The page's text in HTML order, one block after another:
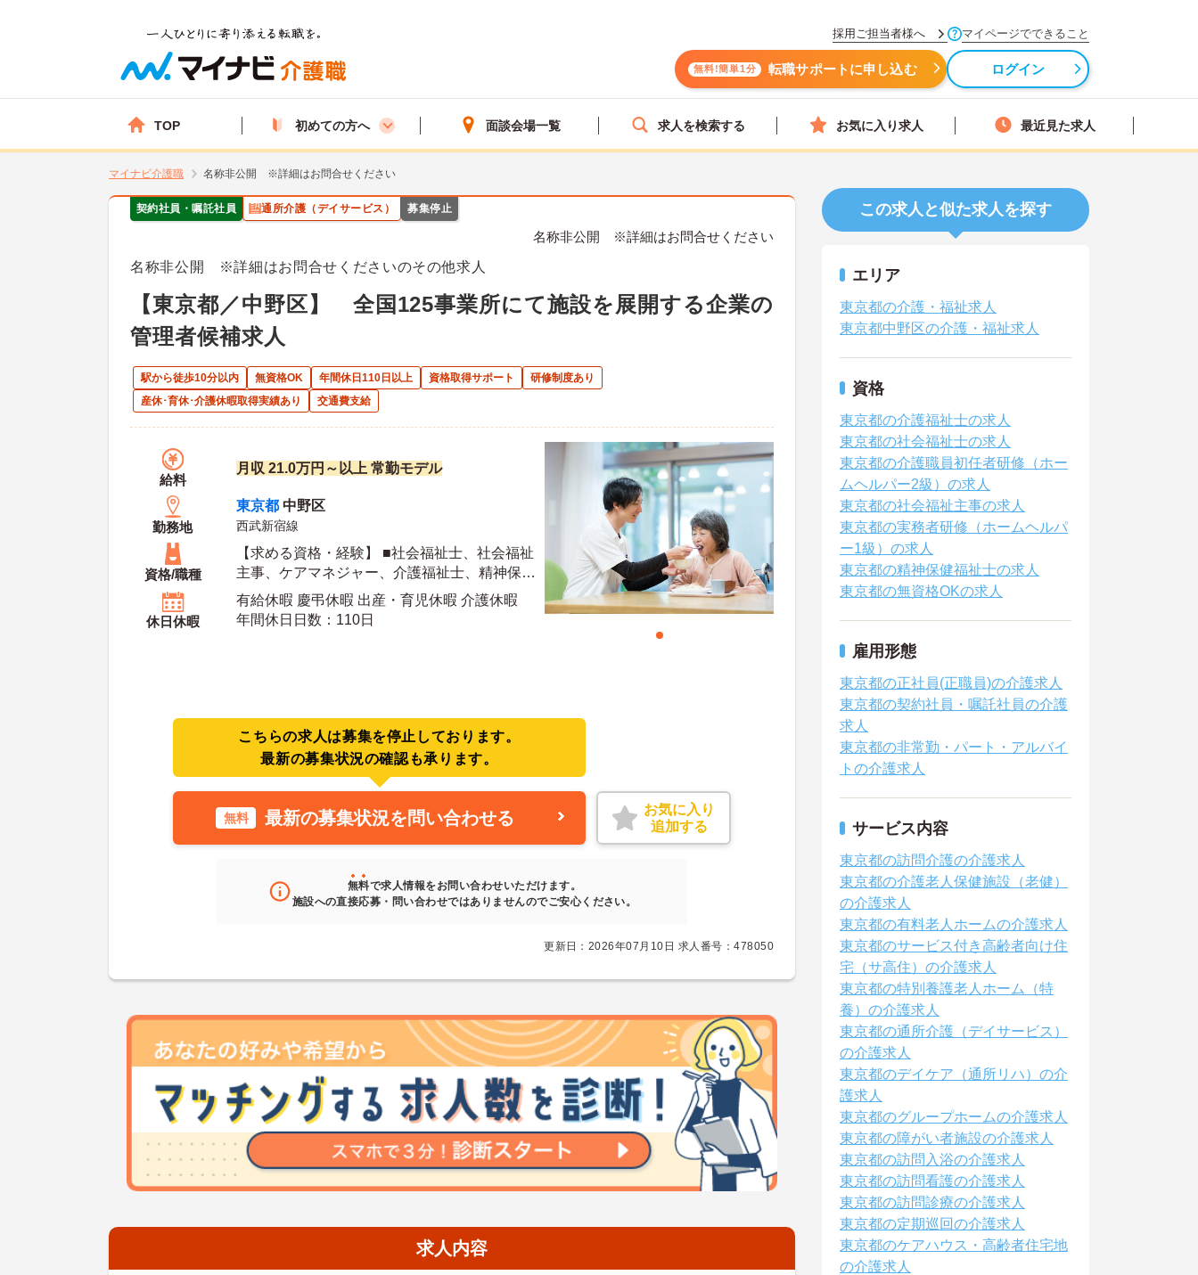
採用ご担当者様へ マイページでできること
無料!簡単1分 転職サポートに申し込む ログイン
TOP 初めての方へ 面談会場一覧 求人を検索する お気に入り求人 最近見た求人
マイナビ介護職 名称非公開 ※詳細はお問合せください
契約社員・嘱託社員 通所介護（デイサービス） 募集停止
名称非公開 ※詳細はお問合せください
名称非公開 ※詳細はお問合せくださいのその他求人
【東京都／中野区】 全国125事業所にて施設を展開する企業の
管理者候補求人
駅から徒歩10分以内 無資格OK 年間休日110日以上 資格取得サポート
研修制度あり
産休･育休･介護休暇取得実績あり
交通費支給
給料
月収 21.0万円～以上 常勤モデル
勤務地
東京都 中野区
西武新宿線
資格/職種
【求める資格・経験】 ■社会福祉士、社会福祉
主事、ケアマネジャー、介護福祉士、精神保健
福祉士のいずれかの資格
休日休暇
有給休暇 慶弔休暇 出産・育児休暇 介護休暇
年間休日日数：110日
こちらの求人は募集を停止しております。
最新の募集状況の確認も承ります。
無料 最新の募集状況を問い合わせる
お気に入り
追加する
無料で求人情報をお問い合わせいただけます。
施設への直接応募・問い合わせではありませんのでご安心ください。
更新日：2026年07月10日 求人番号：478050
求人内容
この求人と似た求人を探す
エリア
東京都の介護・福祉求人
東京都中野区の介護・福祉求人
資格
東京都の介護福祉士の求人
東京都の社会福祉士の求人
東京都の介護職員初任者研修（ホー
ムヘルパー2級）の求人
東京都の社会福祉主事の求人
東京都の実務者研修（ホームヘルパ
ー1級）の求人
東京都の精神保健福祉士の求人
東京都の無資格OKの求人
雇用形態
東京都の正社員(正職員)の介護求人
東京都の契約社員・嘱託社員の介護
求人
東京都の非常勤・パート・アルバイ
トの介護求人
サービス内容
東京都の訪問介護の介護求人
東京都の介護老人保健施設（老健）
の介護求人
東京都の有料老人ホームの介護求人
東京都のサービス付き高齢者向け住
宅（サ高住）の介護求人
東京都の特別養護老人ホーム（特
養）の介護求人
東京都の通所介護（デイサービス）
の介護求人
東京都のデイケア（通所リハ）の介
護求人
東京都のグループホームの介護求人
東京都の障がい者施設の介護求人
東京都の訪問入浴の介護求人
東京都の訪問看護の介護求人
東京都の訪問診療の介護求人
東京都の定期巡回の介護求人
東京都のケアハウス・高齢者住宅地
の介護求人